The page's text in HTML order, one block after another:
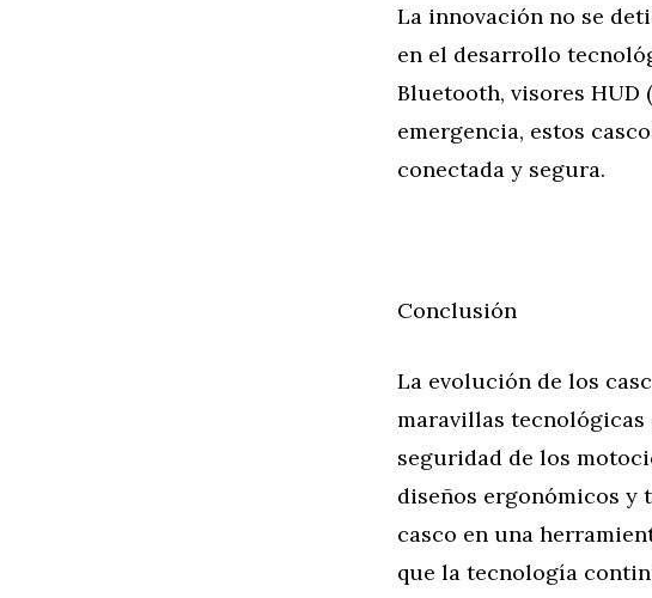
La innovación no se
en el desarrollo
Bluetooth, visores HUD
emergencia, estos
conectada y segura.
Conclusión
La evolución de los
maravillas
seguridad de los
diseños ergonómicos y
casco en una
que la tecnología